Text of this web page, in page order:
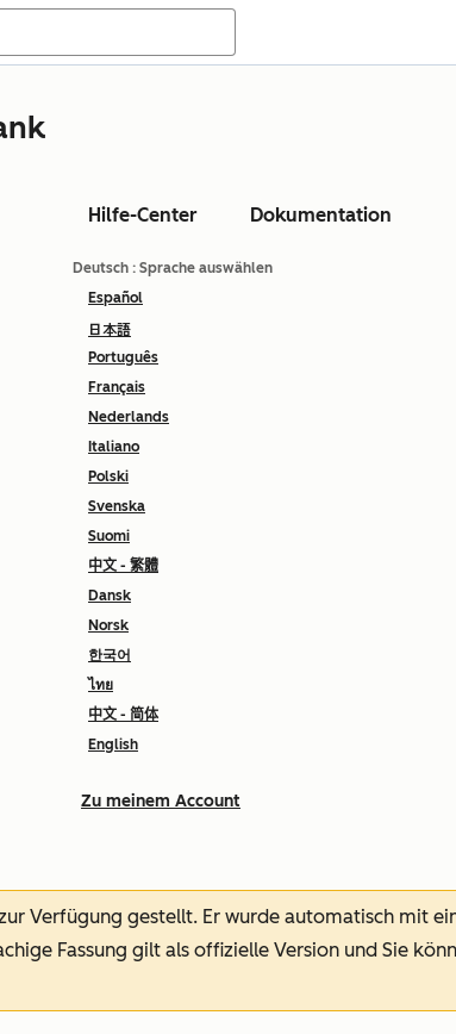
Hilfe-Center Dokumentation
Deutsch : Sprache auswählen
Español
日本語
Português
Français
Nederlands
Italiano
Polski
Svenska
Suomi
中文 - 繁體
Dansk
Norsk
한국어
ไทย
中文 - 简体
English
Zu meinem Account
Verfügung gestellt. Er wurde automatisch mit
Fassung gilt als offizielle Version und Sie